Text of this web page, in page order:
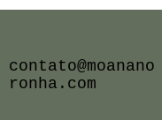
contato@moanano
ronha.com